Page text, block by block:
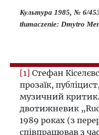
Культура 1985, № 6/
tłumaczenie: Dmytro
[1] Стефан
прозаїк,
музичний критик.
двотижневик
1989 роках (з
співпрацював з